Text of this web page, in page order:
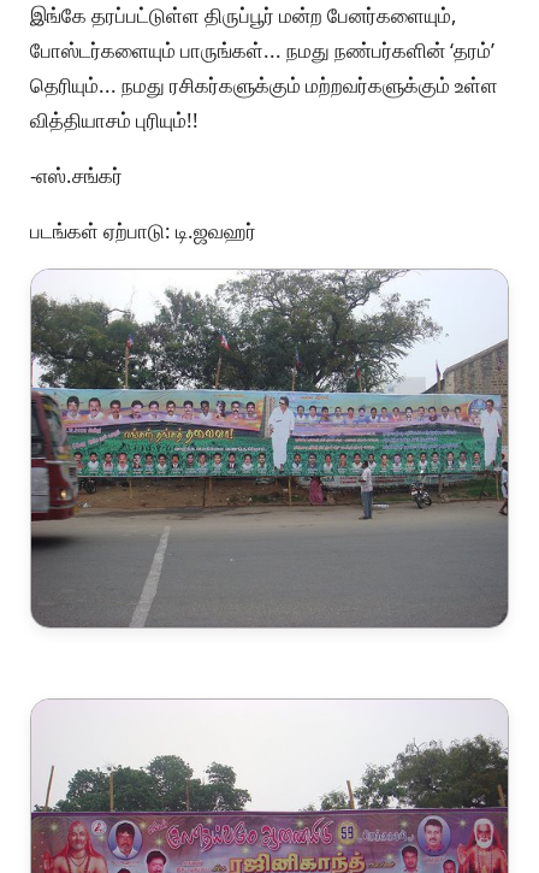
இங்கே தரப்பட்டுள்ள திருப்பூர் மன்ற பேனர்களையும்,
போஸ்டர்களையும் பாருங்கள்... நமது நண்பர்களின் ‘தரம்’
தெரியும்... நமது ரசிகர்களுக்கும் மற்றவர்களுக்கும் உள்ள
வித்தியாசம் புரியும்!!
-எஸ்.சங்கர்
படங்கள் ஏற்பாடு: டி.ஜவஹர்